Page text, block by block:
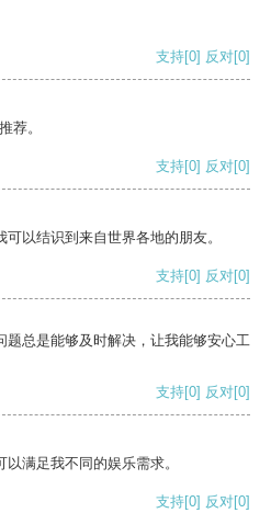
支持[0] 反对[0]
荐。
支持[0] 反对[0]
以结识到来自世界各地的朋友。
支持[0] 反对[0]
题总是能够及时解决，让我能够安心工
支持[0] 反对[0]
满足我不同的娱乐需求。
支持[0] 反对[0]